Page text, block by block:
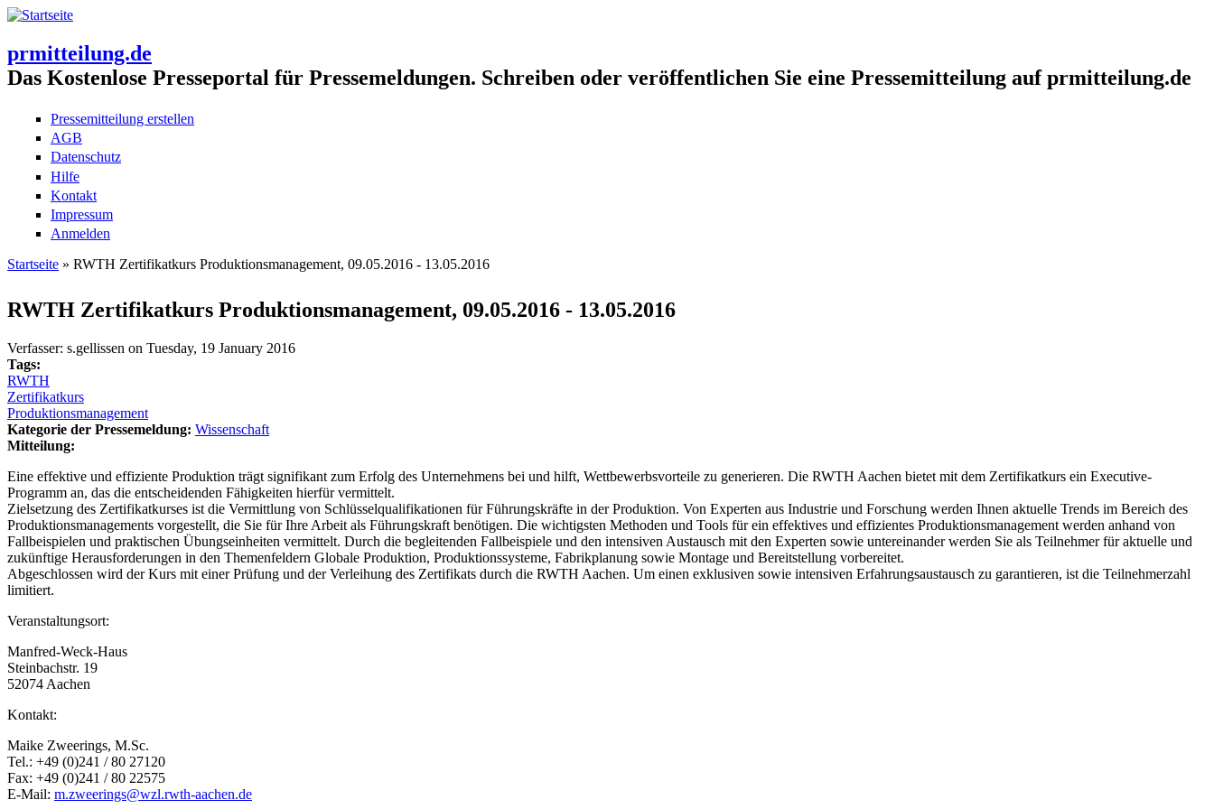
prmitteilung.de
Das Kostenlose Presseportal für Pressemeldungen. Schreiben oder veröffentlichen Sie eine Pressemitteilung auf prmitteilung.de
Pressemitteilung erstellen
AGB
Datenschutz
Hilfe
Kontakt
Impressum
Anmelden
Startseite » RWTH Zertifikatkurs Produktionsmanagement, 09.05.2016 - 13.05.2016
RWTH Zertifikatkurs Produktionsmanagement, 09.05.2016 - 13.05.2016
Verfasser: s.gellissen on Tuesday, 19 January 2016
Tags:
RWTH
Zertifikatkurs
Produktionsmanagement
Kategorie der Pressemeldung: Wissenschaft
Mitteilung:
Eine effektive und effiziente Produktion trägt signifikant zum Erfolg des Unternehmens bei und hilft, Wettbewerbsvorteile zu generieren. Die RWTH Aachen bietet mit dem Zertifikatkurs ein Executive-
Programm an, das die entscheidenden Fähigkeiten hierfür vermittelt.
Zielsetzung des Zertifikatkurses ist die Vermittlung von Schlüsselqualifikationen für Führungskräfte in der Produktion. Von Experten aus Industrie und Forschung werden Ihnen aktuelle Trends im Bereich des
Produktionsmanagements vorgestellt, die Sie für Ihre Arbeit als Führungskraft benötigen. Die wichtigsten Methoden und Tools für ein effektives und effizientes Produktionsmanagement werden anhand von
Fallbeispielen und praktischen Übungseinheiten vermittelt. Durch die begleitenden Fallbeispiele und den intensiven Austausch mit den Experten sowie untereinander werden Sie als Teilnehmer für aktuelle und
zukünftige Herausforderungen in den Themenfeldern Globale Produktion, Produktionssysteme, Fabrikplanung sowie Montage und Bereitstellung vorbereitet.
Abgeschlossen wird der Kurs mit einer Prüfung und der Verleihung des Zertifikats durch die RWTH Aachen. Um einen exklusiven sowie intensiven Erfahrungsaustausch zu garantieren, ist die Teilnehmerzahl
limitiert.
Veranstaltungsort:
Manfred-Weck-Haus
Steinbachstr. 19
52074 Aachen
Kontakt:
Maike Zweerings, M.Sc.
Tel.: +49 (0)241 / 80 27120
Fax: +49 (0)241 / 80 22575
E-Mail: m.zweerings@wzl.rwth-aachen.de